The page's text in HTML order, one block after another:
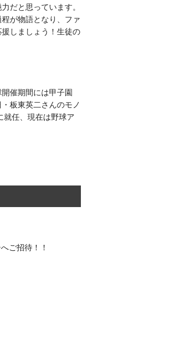
だと思っています。
が物語となり、ファ
しましょう！ 生徒の
催期間には甲子園
板東英二さんのモノ
就任、現在は野球ア
ご招待！！